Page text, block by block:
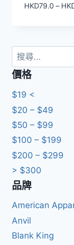
HKD79.0 –
搜
尋
關
鍵
字:
價格
$19 <
$20 – $49
$50 – $99
$100 – $199
$200 – $299
> $300
品牌
American
Anvil
Blank King